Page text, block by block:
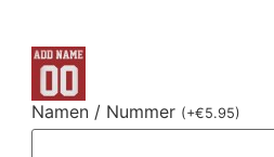
Namen / Nummer (+€5.95)